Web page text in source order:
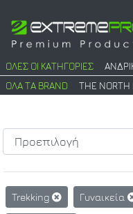
ΟΛΕΣ ΟΙ ΚΑΤΗΓΟΡΙΕΣ
ΟΛΑ ΤΑ BRAND
THE NORTH
Trekking Γυναικεία